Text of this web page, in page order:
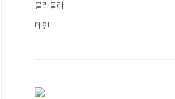
블라블라
메인